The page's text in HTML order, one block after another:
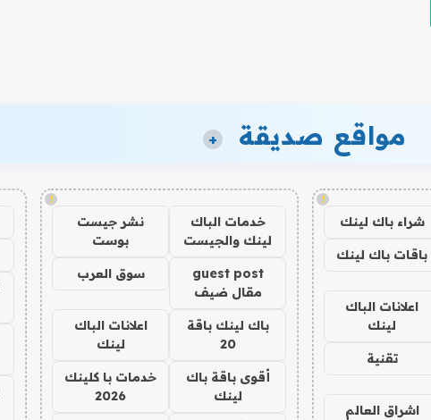
مواقع صديقة +
!
شراء باك لينك
باقات باك لينك
اعلانات الباك
لينك
تقنية
اشراق العالم
!
خدمات الباك
لينك والجيست
نشر جيست
بوست
guest post
مقال ضيف
سوق العرب
باك لينك باقة
20
اعلانات الباك
لينك
أقوى باقة باك
لينك
خدمات با كلينك
2026